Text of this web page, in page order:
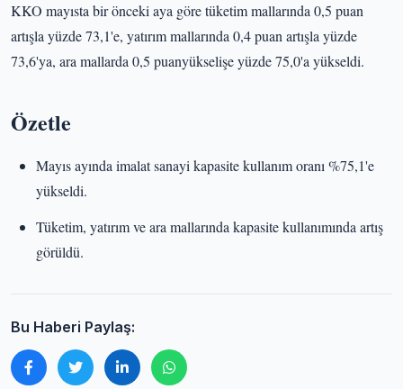
KKO mayısta bir önceki aya göre tüketim mallarında 0,5 puan
artışla yüzde 73,1'e, yatırım mallarında 0,4 puan artışla yüzde
73,6'ya, ara mallarda 0,5 puanyükselişe yüzde 75,0'a yükseldi.
Özetle
Mayıs ayında imalat sanayi kapasite kullanım oranı %75,1'e
yükseldi.
Tüketim, yatırım ve ara mallarında kapasite kullanımında artış
görüldü.
Bu Haberi Paylaş: